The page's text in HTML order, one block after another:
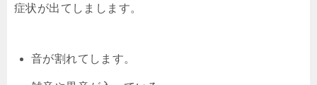
症状が出てしまします。
音が割れてします。